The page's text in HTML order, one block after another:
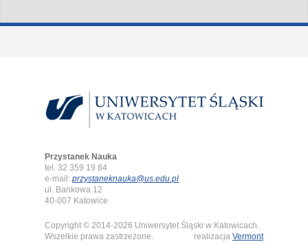
Przystanek Nauka
tel. 32 359 19 64
e-mail: przystaneknauka@us.edu.pl
ul. Bankowa 12
40-007 Katowice
Copyright © 2014-2026 Uniwersytet Śląski w Katowicach.
Wszelkie prawa zastrzeżone.
realizacja Vermont